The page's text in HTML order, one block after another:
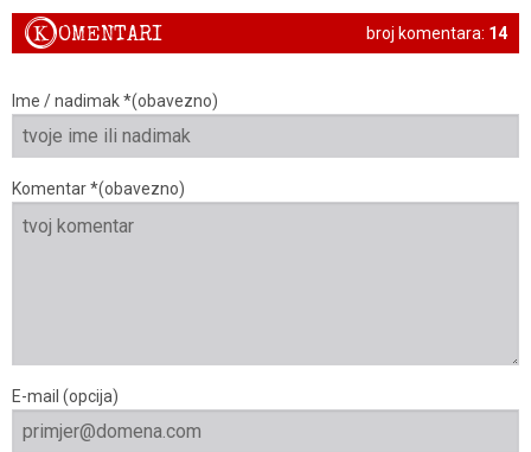
broj komentara: 14
KOMENTARI
Ime / nadimak *(obavezno)
Komentar *(obavezno)
E-mail (opcija)